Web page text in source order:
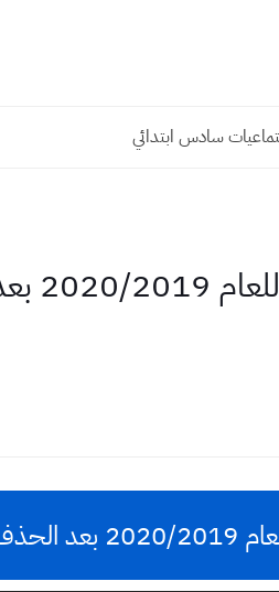
سادس ابتدائي